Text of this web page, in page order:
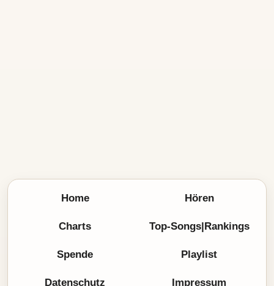
Home Hören
Charts Top-Songs|Rankings
Spende Playlist
Datenschutz Impressum